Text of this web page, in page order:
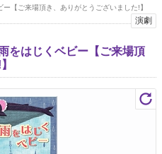
n
a
i
a
【ご来場頂き、ありがとうございました!】
演劇
をはじくベビー【ご来場頂